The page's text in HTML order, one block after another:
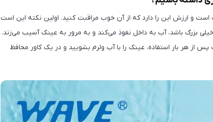
است و ارزش این را دارد که از آن خوب مراقبت کنید. اولین نکته این است
بزرگ باشد، آب به داخل نفوذ می‌کند و به مرور به عینک آسیب می‌زند.
پس از هر بار استفاده، عینک را با آب ولرم بشویید و در یک کاور محافظ